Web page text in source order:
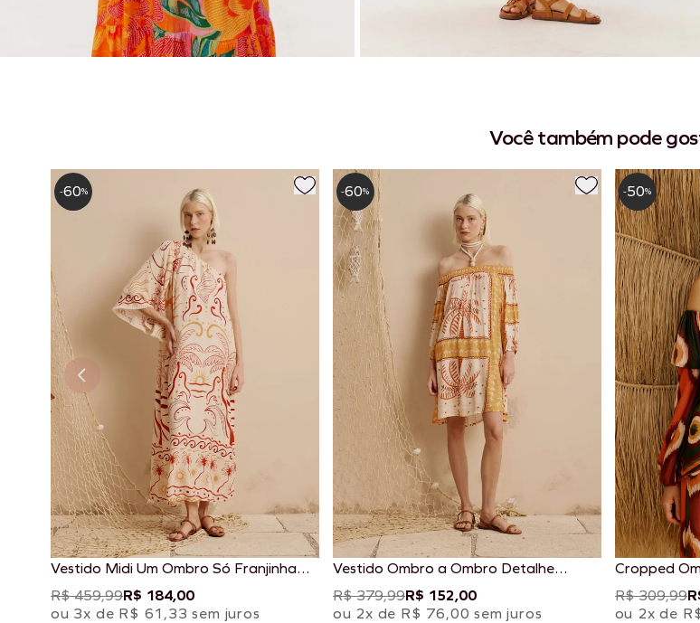
Você também pode
Vestido Midi Um Ombro Só Franjinha
Estampado Marahú
R$ 459,99R$ 184,00
ou 3x de R$ 61,33 sem juros
-60%
Vestido Ombro a Ombro Detalhe
Ponteiras Estampado Copaiba
R$ 379,99R$ 152,00
ou 2x de R$ 76,00 sem juros
-60%
Cropped
Taquile
R$ 309,99
ou 2x de
-50%